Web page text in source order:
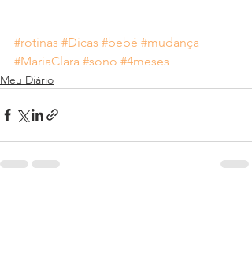
#rotinas #Dicas #bebé #mudança
#MariaClara #sono #4meses
Meu Diário